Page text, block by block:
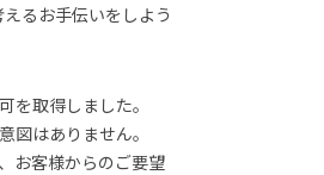
るお手伝いをしよう
を取得しました。
図はありません。
お客様からのご要望